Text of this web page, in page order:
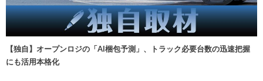
【独自】オープンロジの「AI梱包予測」、トラック必要台数の迅速把握
にも活用本格化